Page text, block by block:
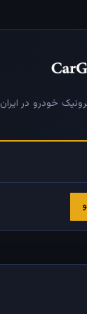
خودرو در ایران